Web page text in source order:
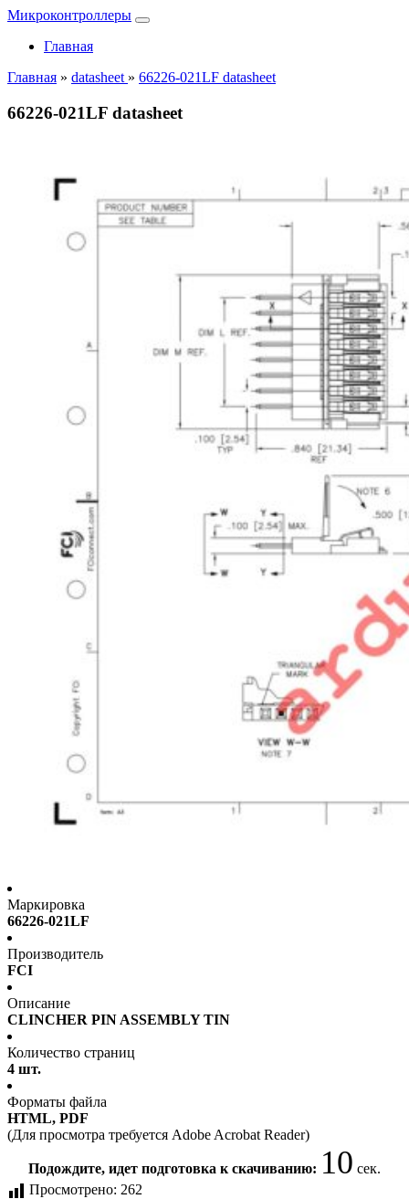
Микроконтроллеры
Главная
Главная » datasheet » 66226-021LF datasheet
66226-021LF datasheet
Маркировка
66226-021LF
Производитель
FCI
Описание
CLINCHER PIN ASSEMBLY TIN
Количество страниц
4 шт.
Форматы файла
HTML, PDF
(Для просмотра требуется Adobe Acrobat Reader)
Подождите, идет подготовка к скачиванию: 10 сек.
Просмотрено: 262